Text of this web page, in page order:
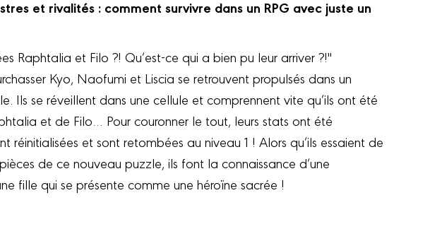
et rivalités : comment survivre dans un RPG avec juste un
Raphtalia et Filo ?! Qu’est-ce qui a bien pu leur arriver ?!"
Kyo, Naofumi et Liscia se retrouvent propulsés dans un
Ils se réveillent dans une cellule et comprennent vite qu’ils ont été
et de Filo… Pour couronner le tout, leurs stats ont été
réinitialisées et sont retombées au niveau 1 ! Alors qu’ils essaient de
de ce nouveau puzzle, ils font la connaissance d’une
fille qui se présente comme une héroïne sacrée !